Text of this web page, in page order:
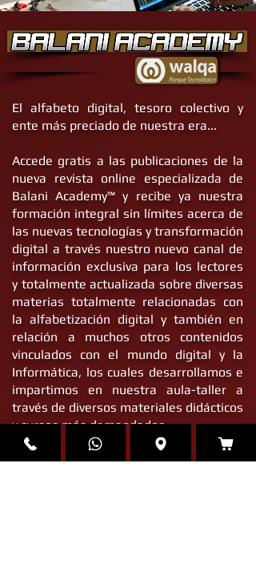
El alfabeto digital, tesoro colectivo y
Accede gratis a las publicaciones de la
nueva revista online especializada de
Balani Academy™ y recibe ya nuestra
formación integral sin límites acerca de
las nuevas tecnologías y transformación
digital a través nuestro nuevo canal de
información exclusiva para los lectores
y totalmente actualizada sobre diversas
materias totalmente relacionadas con
la alfabetización digital y también en
relación a muchos otros contenidos
vinculados con el mundo digital y la
Informática, los cuales desarrollamos e
impartimos en nuestra aula-taller a
través de diversos materiales didácticos
y cursos más demandados.